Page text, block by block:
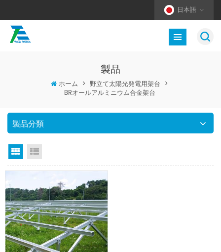
日本語
製品
ホーム > 野立て太陽光発電用架台 >
BRオールアルミニウム合金架台
製品分類
グリッドビュー